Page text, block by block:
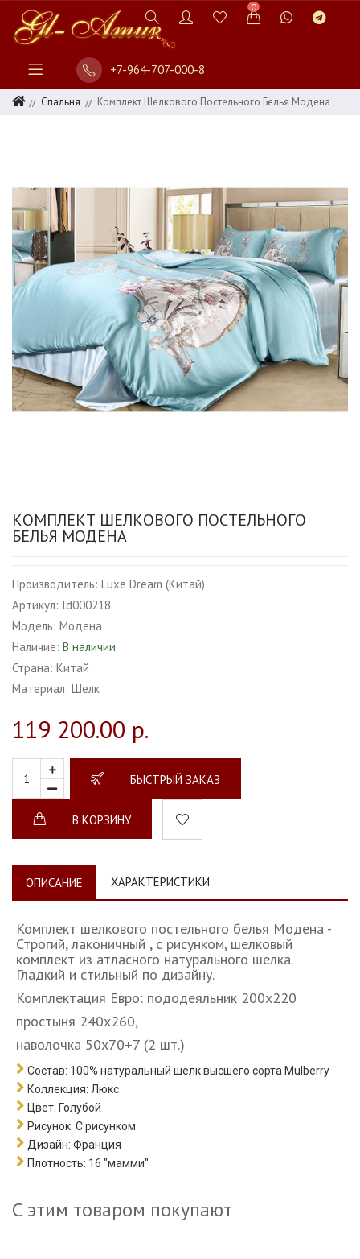
0
+7-964-707-000-8
Спальня Комплект Шелкового Постельного Белья Модена
КОМПЛЕКТ ШЕЛКОВОГО ПОСТЕЛЬНОГО
БЕЛЬЯ МОДЕНА
Производитель: Luxe Dream (Китай)
Артикул: ld000218
Модель: Модена
Наличие: В наличии
Страна: Китай
Материал: Шелк
119 200.00 р.
БЫСТРЫЙ ЗАКАЗ
В КОРЗИНУ
ОПИСАНИЕ ХАРАКТЕРИСТИКИ
Комплект шелкового постельного белья Модена -
Строгий, лаконичный , с рисунком, шелковый
комплект из атласного натурального шелка.
Гладкий и стильный по дизайну.
Комплектация Евро: пододеяльник 200х220
простыня 240х260,
наволочка 50х70+7 (2 шт.)
Состав: 100% натуральный шелк высшего сорта Mulberry
Коллекция: Люкс
Цвет: Голубой
Рисунок: С рисунком
Дизайн: Франция
Плотность: 16 "мамми"
С этим товаром покупают